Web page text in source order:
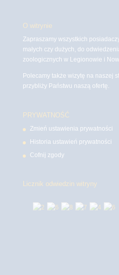
O witrynie
Zapraszamy wszystkich
małych czy dużych, do
zoologicznych w Legionowie i
Polecamy także wizytę na naszej
przybliży Państwu naszą ofertę.
PRYWATNOŚĆ
Zmień ustawienia prywatności
Historia ustawień prywatności
Cofnij zgody
Licznik odwiedzin witryny